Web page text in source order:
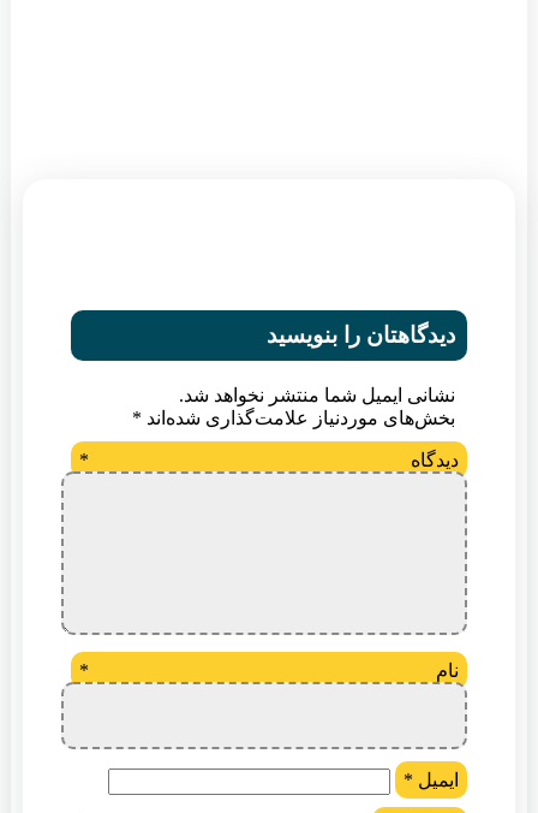
دیدگاهتان را بنویسید
نشانی ایمیل شما منتشر نخواهد شد.
بخش‌های موردنیاز علامت‌گذاری شده‌اند *
دیدگاه *
نام *
ایمیل *